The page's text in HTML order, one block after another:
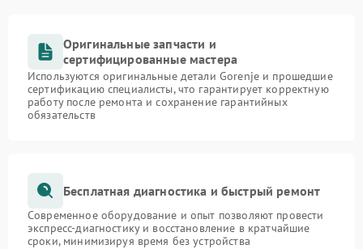
Оригинальные запчасти и
сертифицированные мастера
Используются оригинальные детали Gorenje и прошедшие
сертификацию специалисты, что гарантирует корректную
работу после ремонта и сохранение гарантийных
обязательств
Бесплатная диагностика и быстрый ремонт
Современное оборудование и опыт позволяют провести
экспресс-диагностику и восстановление в кратчайшие
сроки, минимизируя время без устройства